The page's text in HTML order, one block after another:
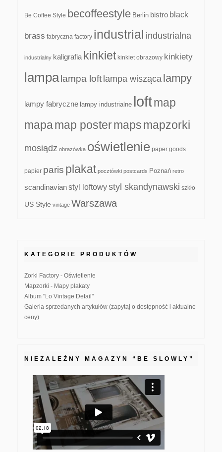
Be Coffee Style becoffeestyle Berlin bistro black
brass fabryczna factory industrial industrialna
industrialny kaligrafia kinkiet kinkiet obrazowy kinkiety
lampa lampa loft lampa wisząca lampy
lampy fabryczne lampy industrialne loftmap
mapamap postermapsmapzorki
mosiądz obrazówka oświetlenie paper goods
papier paris plakat pocztówki postcards Poznań retro
scandinavianstyl loftowystyl skandynawski szkło
US Style vintage Warszawa
KATEGORIE PRODUKTÓW
Zorki Factory - Oświetlenie
Mapzorki - Mapy plakaty
Album "Lo Vintage Detail"
Galeria sprzedanych artykułów (zapytaj o dostępność i aktualne
ceny)
NIEZALEŻNY MAGAZYN “BE SLOWLY”